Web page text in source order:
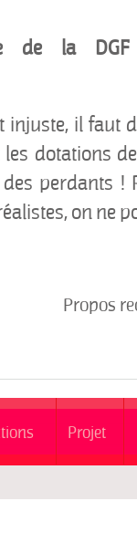
de la
injuste, il faut
dotations
perdants !
on ne
Propos
Projet